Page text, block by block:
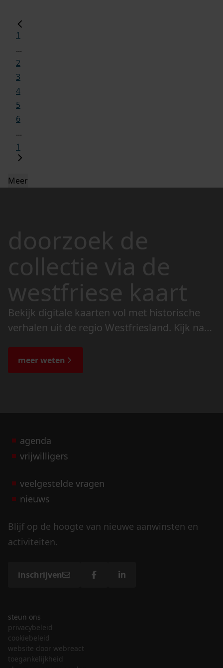
1
...
2
3
4
5
6
...
1
Meer
doorzoek de
collectie via de
westfriese kaart
Bekijk digitale kaarten vol met historische
verhalen uit de regio Westfriesland. Kijk naar
de bijzondere verhalen.
meer weten
agenda
vrijwilligers
veelgestelde vragen
nieuws
Blijf op de hoogte van nieuwe aanwinsten en
activiteiten.
inschrijven
steun ons
privacybeleid
cookiebeleid
website door webreact
toegankelijkheid